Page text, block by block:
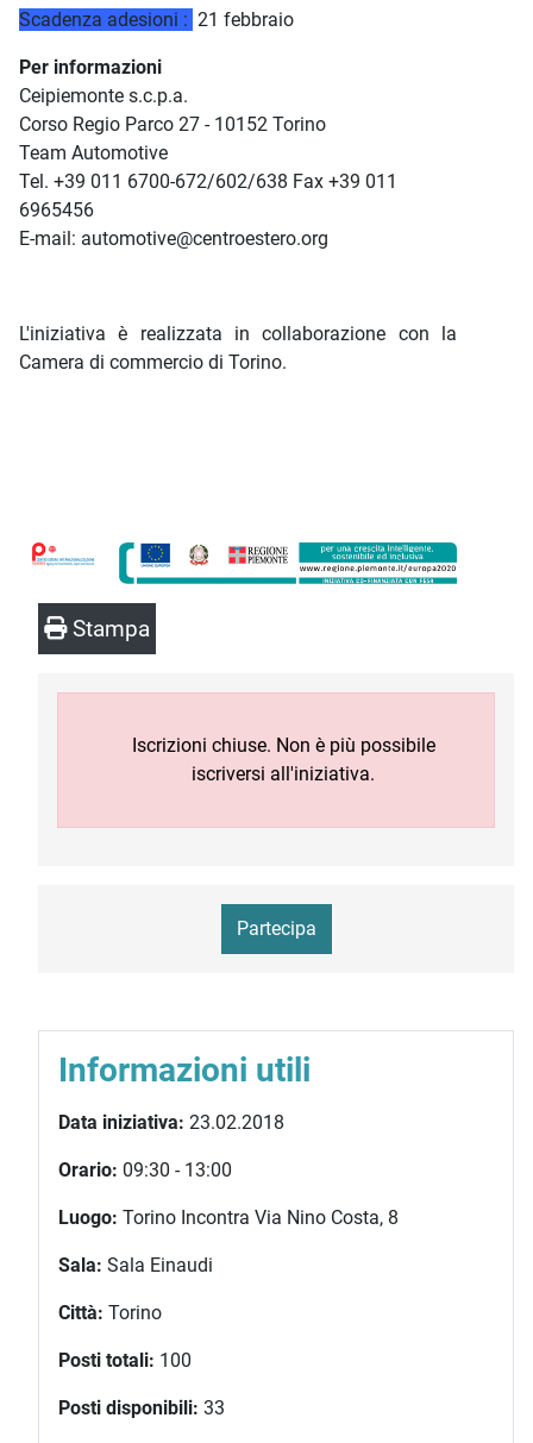
Scadenza adesioni : 21 febbraio
Per informazioni
Ceipiemonte s.c.p.a.
Corso Regio Parco 27 - 10152 Torino
Team Automotive
Tel. +39 011 6700-672/602/638 Fax +39 011
6965456
E-mail: automotive@centroestero.org
L'iniziativa è realizzata in collaborazione con la
Camera di commercio di Torino.
Stampa
Iscrizioni chiuse. Non è più possibile
iscriversi all'iniziativa.
Partecipa
Informazioni utili
Data iniziativa: 23.02.2018
Orario: 09:30 - 13:00
Luogo: Torino Incontra Via Nino Costa, 8
Sala: Sala Einaudi
Città: Torino
Posti totali: 100
Posti disponibili: 33